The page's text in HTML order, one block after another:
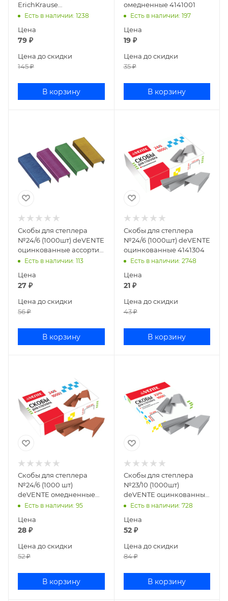
ErichKrause
оцинкованные 1189
Есть в наличии: 1238
Цена
79 ₽
Цена до скидки
145₽
В корзину
омедненные 4141001
Есть в наличии: 197
Цена
19₽
Цена до скидки
35₽
В корзину
Скобы для степлера
№24/6 (1000шт) deVENTE
оцинкованные ассорти
4141901
Есть в наличии: 113
Цена
27 ₽
Цена до скидки
56₽
В корзину
Скобы для степлера
№24/6 (1000шт) deVENTE
оцинкованные 4141304
Есть в наличии: 2748
Цена
21₽
Цена до скидки
43₽
В корзину
Скобы для степлера
№24/6 (1000 шт)
deVENTE омедненные
4141000
Есть в наличии: 95
Цена
28 ₽
Цена до скидки
52₽
В корзину
Скобы для степлера
№23/10 (1000шт)
deVENTE оцинкованные
4141302
Есть в наличии: 728
Цена
52₽
Цена до скидки
84₽
В корзину